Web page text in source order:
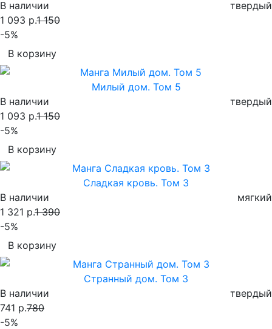
В наличии
твердый
1 093 р.1 150
-5%
В корзину
Милый дом. Том 5
В наличии
твердый
1 093 р.1 150
-5%
В корзину
Сладкая кровь. Том 3
В наличии
мягкий
1 321 р.1 390
-5%
В корзину
Странный дом. Том 3
В наличии
твердый
741 р.780
-5%